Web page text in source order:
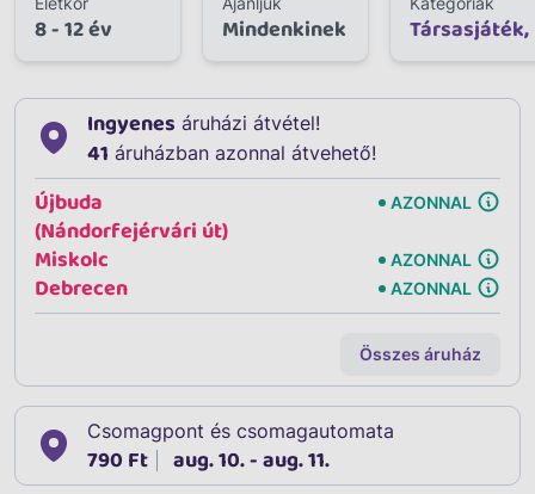
8 - 12 év Mindenkinek
Ingyenes áruházi átvétel!
41 áruházban azonnal átvehető!
Újbuda
(Nándorfejérvári út)
AZONNAL
Miskolc AZONNAL
Debrecen AZONNAL
Összes áruház
Csomagpont és csomagautomata
790 Ft aug. 10. - aug. 11.